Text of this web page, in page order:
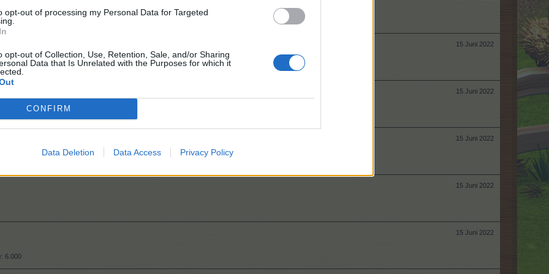
opt-out of processing my Personal Data for Targeted
opt-out of Collection, Use, Retention, Sale, and/or Sharing
Data that Is Unrelated with the Purposes for which it
CONFIRM
Data Deletion Data Access Privacy Policy
15 Juni 2022
15 Juni 2022
15 Juni 2022
15 Juni 2022
15 Juni 2022
6.000